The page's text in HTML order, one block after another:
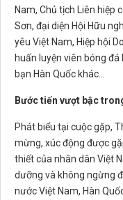
Nam, Chủ tịch Liên hiệp
Sơn, đại diện Hội Hữu
yêu Việt Nam, Hiệp hội
huấn luyện viên bóng
bạn Hàn Quốc khác…
Bước tiến vượt bậc
Phát biểu tại cuộc gặp,
mừng, xúc động được
thiết của nhân dân Việt
dưỡng và không ngừng
nước Việt Nam, Hàn